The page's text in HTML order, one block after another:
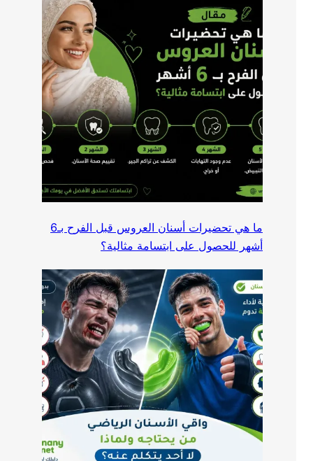
ما هي تحضيرات أسنان العروس قبل الفرح بـ6
أشهر للحصول على ابتسامة مثالية؟